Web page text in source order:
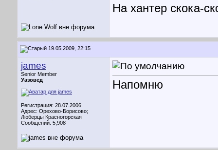
На хантер скока-
19.05.2009, 22:15
james
Senior Member
Уазовед
Регистрация: 28.07.2006
Адрес: Орехово-Борисово;
Люберцы Красногорская
Сообщений: 5,908
Напомню